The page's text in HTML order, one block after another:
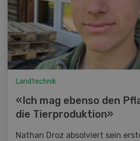
Landtechnik
«Ich mag ebenso den
die Tierproduktion»
Nathan Droz absolviert sein